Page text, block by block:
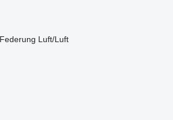
Federung Luft/Luft